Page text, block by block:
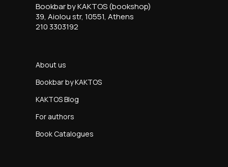
Bookbar by KAKTOS (bookshop)
39, Aiolou str, 10551, Athens
210 3303192
About us
Bookbar by KAKTOS
KAKTOS Blog
For authors
Book Catalogues